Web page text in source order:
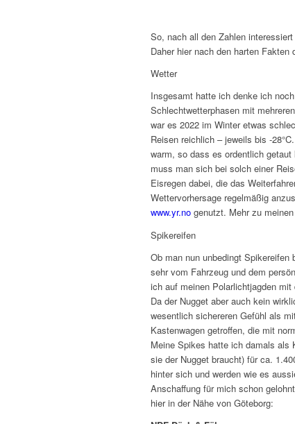
So, nach all den Zahlen
Daher hier nach den harten Fakten
Wetter
Insgesamt hatte ich denke ich
Schlechtwetterphasen mit
war es 2022 im Winter etwas
Reisen reichlich – jeweils bis -
warm, so dass es ordentlich
muss man sich bei solch einer
Eisregen dabei, die das
Wettervorhersage regelmäßig
www.yr.no genutzt. Mehr zu
Spikereifen
Ob man nun unbedingt
sehr vom Fahrzeug und dem
ich auf meinen Polarlichtjagden
Da der Nugget aber auch kein
wesentlich sichereren Gefühl als
Kastenwagen getroffen, die mit
Meine Spikes hatte ich damals als
sie der Nugget braucht) für ca.
hinter sich und werden wie es
Anschaffung für mich schon
hier in der Nähe von Göteborg: